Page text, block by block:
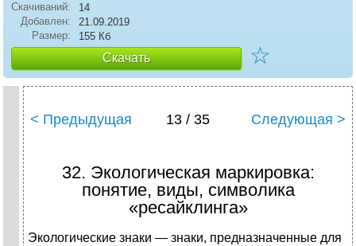
Скачиваний:
14
Добавлен:
21.09.2019
Размер:
155 Кб
Скачать ☆
< Предыдущая 13 / 35 Следующая >
32. Экологическая маркировка:
понятие, виды, символика
«ресайклинга»
Экологические знаки — знаки, предназначенные для